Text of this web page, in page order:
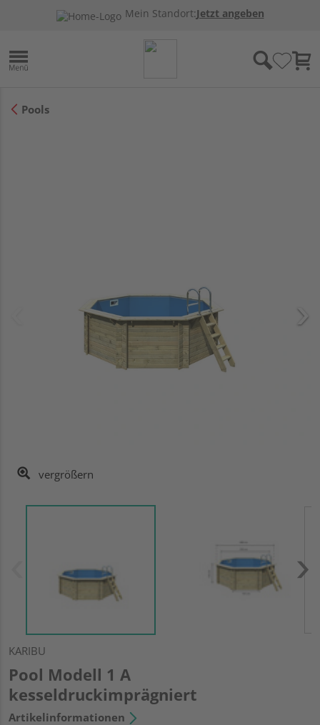
Mein Standort:Jetzt angeben
Pools
vergrößern
KARIBU
Pool Modell 1 A
kesseldruckimprägniert
Artikelinformationen